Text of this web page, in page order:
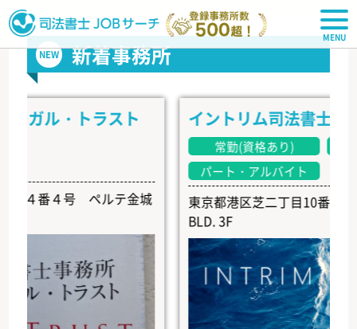
司法書士JOBサーチ
NEW 新着事務所
ル・トラスト
番４号 ペルテ金城
イントリム司法書士事務所
常勤(資格あり)
常勤(
パート・アルバイト
東京都港区芝二丁目10番6号
BLD. 3F